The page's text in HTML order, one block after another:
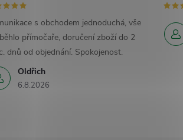
Oldřich
6.8.2026
s obchodem jednoduchá, vše
přímočaře, doručení zboží do 2
dnů od objednání. Spokojenost.